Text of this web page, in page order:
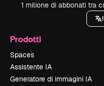
1 milione di abbonati tra
Prodotti
Spaces
Assistente IA
Generatore di immagini IA